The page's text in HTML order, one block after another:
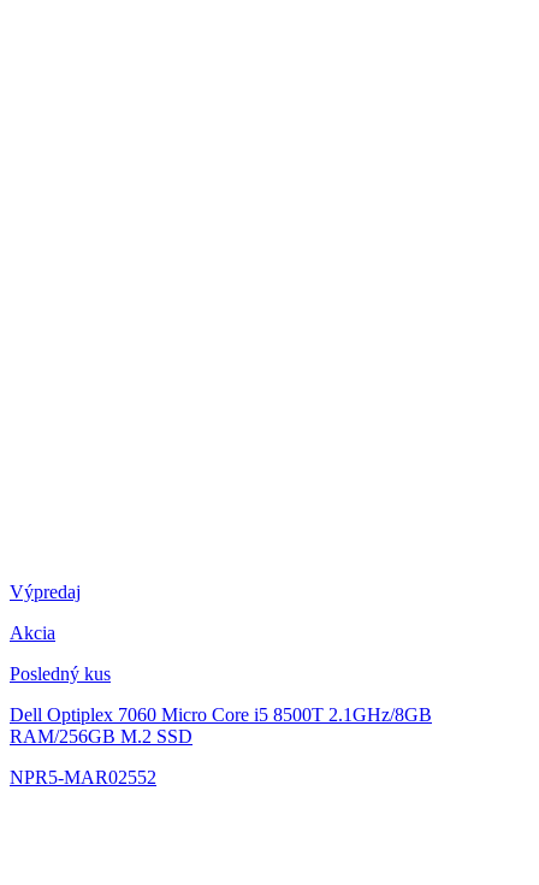
Výpredaj
Akcia
Posledný kus
Dell Optiplex 7060 Micro Core i5 8500T 2.1GHz/8GB
RAM/256GB M.2 SSD
NPR5-MAR02552